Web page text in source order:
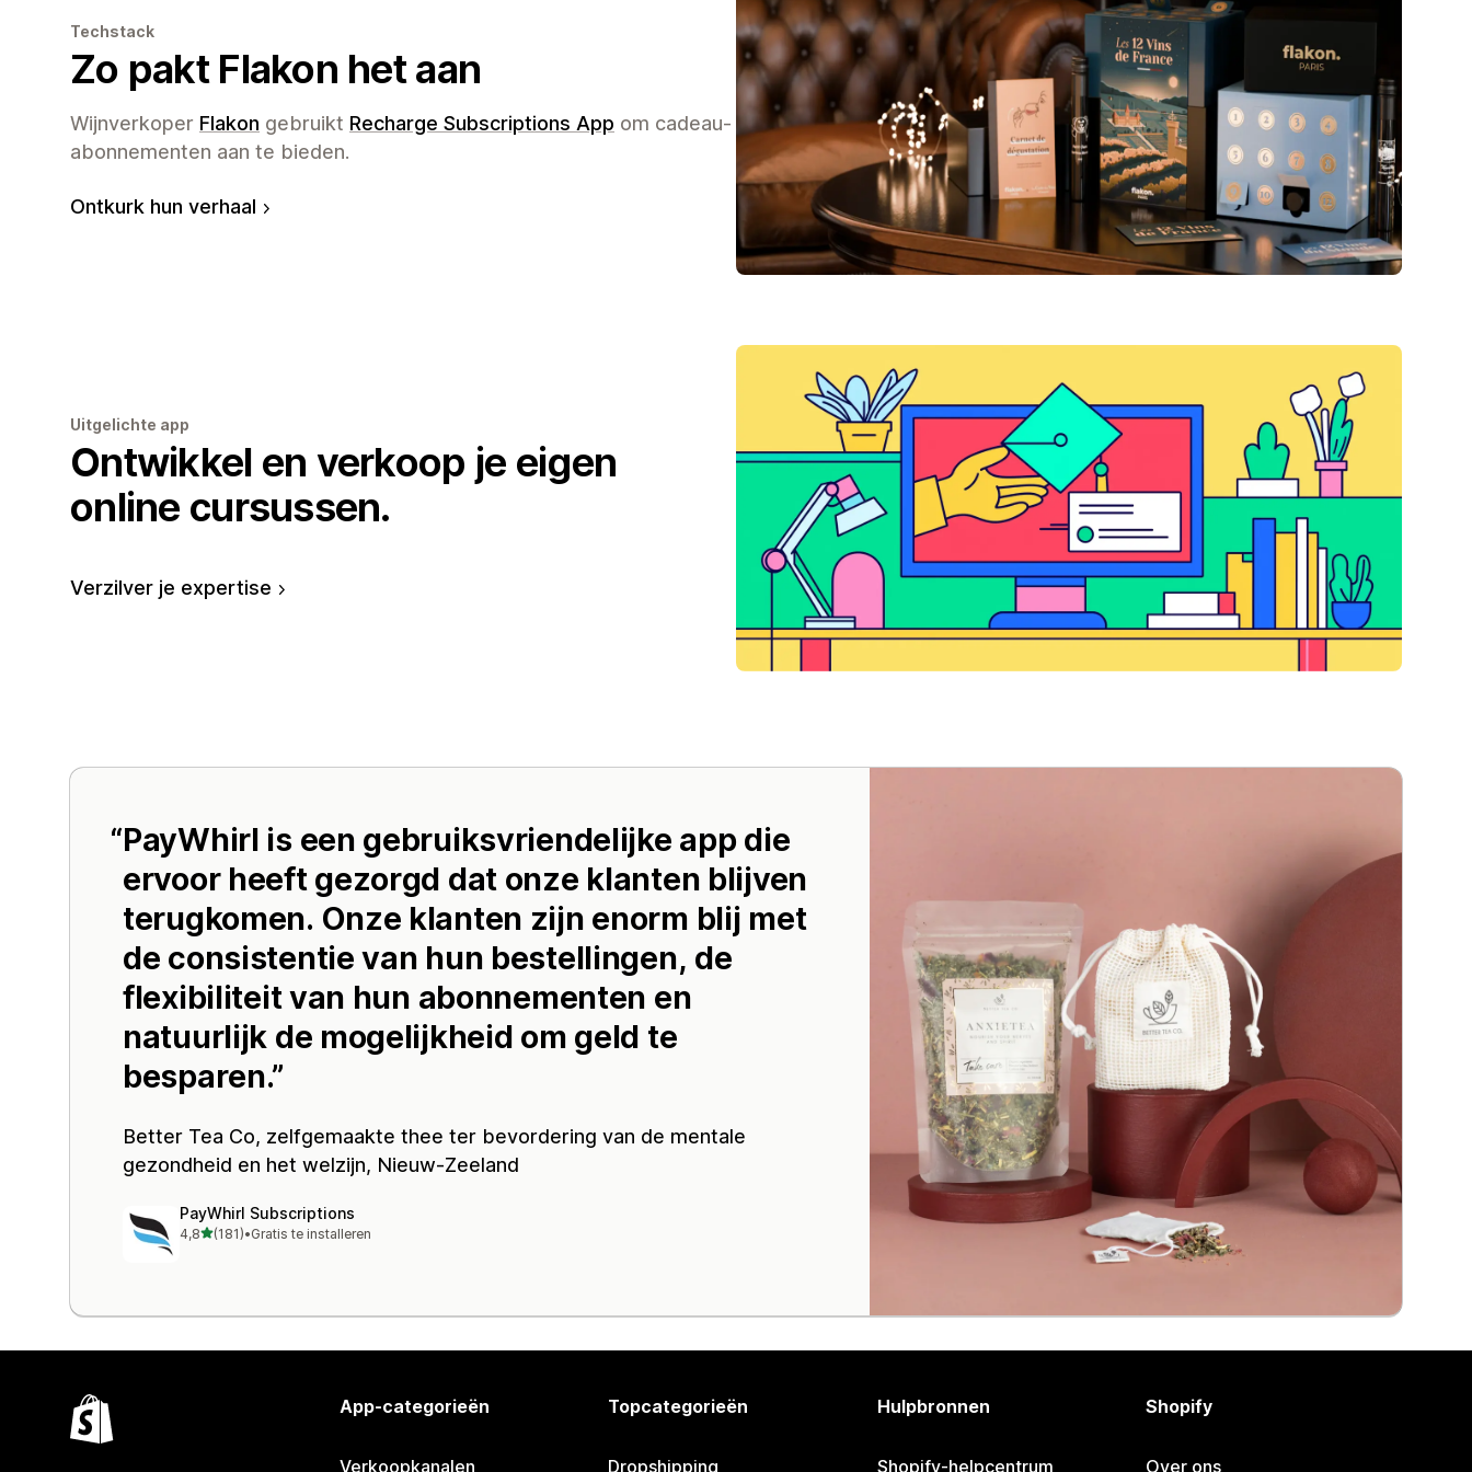
Techstack
Zo pakt Flakon het aan
Wijnverkoper Flakon gebruikt Recharge Subscriptions App om cadeau-
abonnementen aan te bieden.
Ontkurk hun verhaal
Uitgelichte app
Ontwikkel en verkoop je eigen
online cursussen.
Verzilver je expertise
PayWhirl is een gebruiksvriendelijke app die
ervoor heeft gezorgd dat onze klanten blijven
terugkomen. Onze klanten zijn enorm blij met
de consistentie van hun bestellingen, de
flexibiliteit van hun abonnementen en
natuurlijk de mogelijkheid om geld te
besparen.
Better Tea Co, zelfgemaakte thee ter bevordering van de mentale
gezondheid en het welzijn, Nieuw-Zeeland
PayWhirl Subscriptions
4,8van 5 sterren
(181)
181 recensies in totaal
•Gratis te installeren
App-categorieën
Verkoopkanalen
Topcategorieën
Dropshipping
Hulpbronnen
Shopify-helpcentrum
Shopify
Over ons